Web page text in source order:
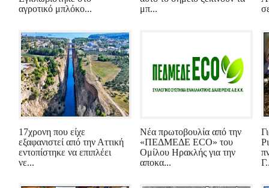
αγροτικό μπλόκο...
μπ...
17χρονη που είχε
εξαφανιστεί από την Αττική
εντοπίστηκε να επιπλέει
νε...
Νέα πρωτοβουλία από την
«ΠΕΔΜΕΔΕ ECO» του
Ομίλου Ηρακλής για την
αποκα...